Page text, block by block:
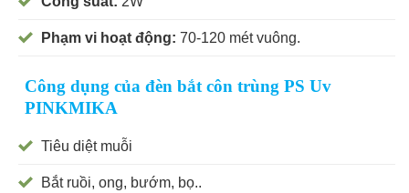
Phạm vi hoạt động: 70-120 mét vuông.
Công dụng của đèn bắt côn trùng PS Uv
PINKMIKA
Tiêu diệt muỗi
Bắt ruồi, ong, bướm, bọ..